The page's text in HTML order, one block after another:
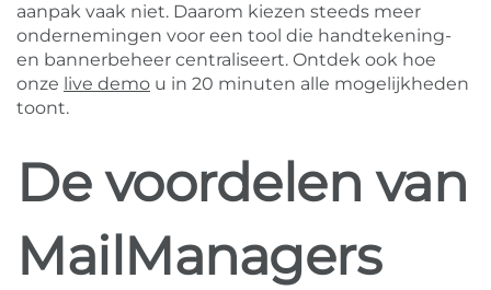
aanpak vaak niet. Daarom kiezen steeds meer
ondernemingen voor een tool die handtekening-
en bannerbeheer centraliseert. Ontdek ook hoe
onze live demo u in 20 minuten alle mogelijkheden
toont.
De voordelen van
MailManagers